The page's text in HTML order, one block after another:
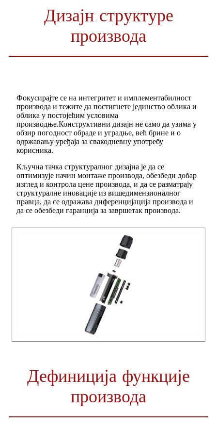
Дизајн структуре
производа
Фокусирајте се на интегритет и имплементабилност
производа и тежите да постигнете јединство облика и
облика у постојећим условима
производње.Конструктивни дизајн не само да узима у
обзир погодност обраде и уградње, већ брине и о
одржавању уређаја за свакодневну употребу
корисника.
Кључна тачка структуралног дизајна је да се
оптимизује начин монтаже производа, обезбеди добар
изглед и контрола цене производа, и да се разматрају
структуралне иновације из вишедимензионалног
правца, да се одражава диференцијација производа и
да се обезбеди гаранција за завршетак производа.
Дефиниција функције
производа